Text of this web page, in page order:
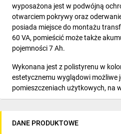
wyposażona jest w podwójną
otwarciem pokrywy oraz
posiada miejsce do montażu
60 VA, pomieścić może także
pojemności 7 Ah.
Wykonana jest z polistyrenu w
estetycznemu wyglądowi możliwe
pomieszczeniach użytkowych, na
wymiary: 266 x 286 x 100 mm
DANE PRODUKTOWE